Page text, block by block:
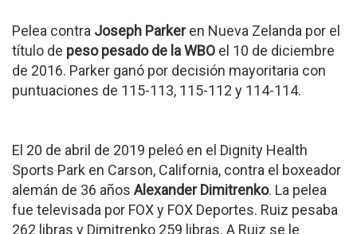
Pelea contra Joseph Parkeren Nueva Zelanda por el
título de peso pesado de la WBO el 10 de diciembre
de 2016. Parker ganó por decisión mayoritaria con
puntuaciones de 115-113, 115-112 y 114-114.
El 20 de abril de 2019 peleó en el Dignity Health
Sports Park en Carson, California, contra el boxeador
alemán de 36 años Alexander Dimitrenko. La pelea
fue televisada por FOX y FOX Deportes. Ruiz pesaba
262 libras y Dimitrenko 259 libras. A Ruiz se le